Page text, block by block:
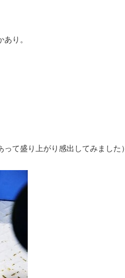
り。
て盛り上がり感出してみました）